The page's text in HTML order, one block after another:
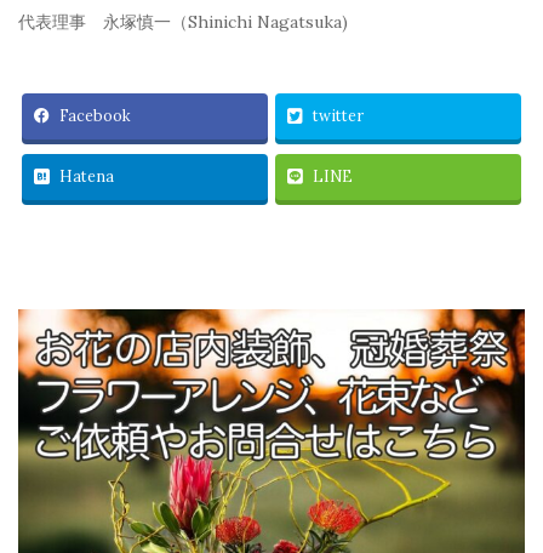
代表理事 永塚慎一（Shinichi Nagatsuka)
Facebook twitter
Hatena LINE